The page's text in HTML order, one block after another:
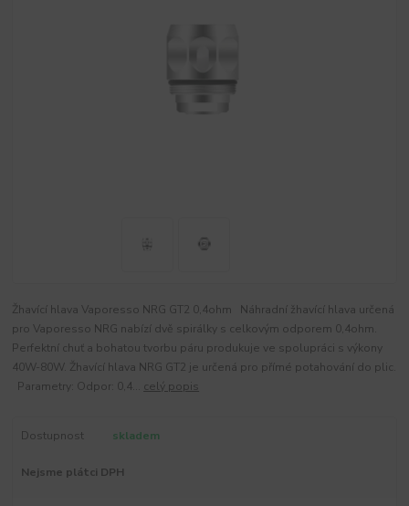
Žhavící hlava Vaporesso NRG GT2 0,4ohm Náhradní žhavící hlava určená
pro Vaporesso NRG nabízí dvě spirálky s celkovým odporem 0,4ohm.
Perfektní chuť a bohatou tvorbu páru produkuje ve spolupráci s výkony
40W-80W. Žhavící hlava NRG GT2 je určená pro přímé potahování do plic.
Parametry: Odpor: 0,4... celý popis
Dostupnost skladem
Nejsme plátci DPH